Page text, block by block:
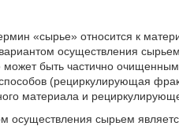
«сырье» относится к
осуществления
может быть частично
(рециркулирующая
материала и
осуществления сырьем